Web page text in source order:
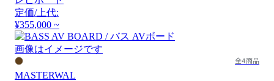
定価/上代:
¥355,000 ~
画像はイメージです
全4商品
MASTERWAL